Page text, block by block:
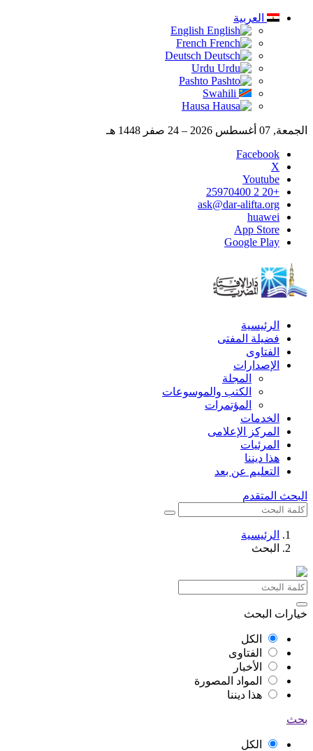
العربية
الجمعة, 07 أغسطس 2026 – 24 صفر 1448 هـ
Facebook
X
Youtube
+20 2 25970400
ask@dar-alifta.org
huawei
App Store
Google Play
الرئيسية
فضيلة المفتى
الفتاوى
الإصدارات
المجلة
الكتب والموسوعات
المؤتمرات
الخدمات
المركز الإعلامى
المرئيات
هذا ديننا
التعليم عن بعد
البحث المتقدم
الرئيسية
البحث
خيارات البحث
الكل
الفتاوى
الأخبار
المواد المصورة
هذا ديننا
بحث
الكل